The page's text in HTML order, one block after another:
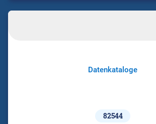
Datenkataloge
82544